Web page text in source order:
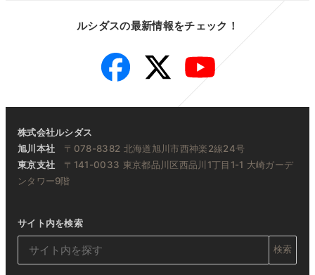
ルシダスの最新情報をチェック！
Facebook Twitter YouTube
株式会社ルシダス
旭川本社 〒078-8382 北海道旭川市西神楽2線24号
東京支社 〒141-0033 東京都品川区西品川1丁目1-1 大崎ガーデ
ンタワー9階
サイト内を検索
検索